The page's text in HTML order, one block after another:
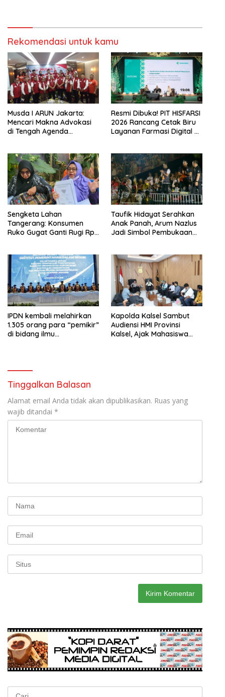
Rekomendasi untuk kamu
Musda I ARUN Jakarta:
Mencari Makna Advokasi
di Tengah Agenda
Resmi Dibuka! PIT HISFARSI
2026 Rancang Cetak Biru
Layanan Farmasi Digital di
Sengketa Lahan
Tangerang: Konsumen
Ruko Gugat Ganti Rugi Rp
Taufik Hidayat Serahkan
Anak Panah, Arum Nazlus
Jadi Simbol Pembukaan
IPDN kembali melahirkan
1.305 orang para “pemikir”
di bidang ilmu
Kapolda Kalsel Sambut
Audiensi HMI Provinsi
Kalsel, Ajak Mahasiswa
Tinggalkan Balasan
Alamat email Anda tidak akan dipublikasikan. Ruas yang
wajib ditandai *
Cari